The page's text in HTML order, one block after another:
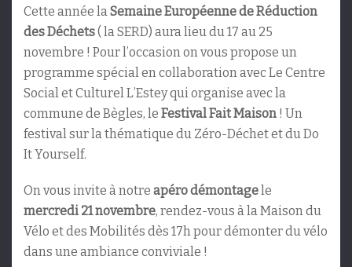
Cette année laSemaine Européenne de Réduction
des Déchets( la SERD) aura lieu du 17 au 25
novembre ! Pour l’occasion on vous propose un
programme spécial en collaboration avec Le Centre
Social et Culturel L’Estey qui organise avec la
commune de Bègles, le Festival Fait Maison ! Un
festival sur la thématique du Zéro-Déchet et du Do
It Yourself.
On vous invite à notre apéro démontagele
mercredi 21 novembre, rendez-vous à la Maison du
Vélo et des Mobilités dès 17h pour démonter du vélo
dans une ambiance conviviale !